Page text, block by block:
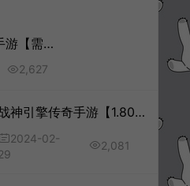
战神引擎传奇手游【需授权-仙剑沉默三职业[白猪5]】12月最新整理Win一键服务端+GM充值后台+安卓+详细搭建教程+视频教程
2,627
战神引擎传奇手游【1.80九天神皇[白猪3]】2月最新整理Win一键服务端+GM后台+安卓苹果双端+详细搭建教程+视频教程
2024-02-
2,081